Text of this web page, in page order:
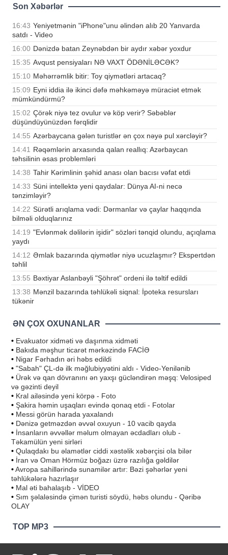
Son Xəbərlər
16:43 Yeniyetmənin "iPhone"unu əlindən alıb 20 Yanvarda
satdı - Video
16:00 Dənizdə batan Zeynəbdən bir aydır xəbər yoxdur
15:35 Avqust pensiyaları NƏ VAXT ÖDƏNİLƏCƏK?
15:10 Məhərrəmlik bitir: Toy qiymətləri artacaq?
15:09 Eyni iddia ilə ikinci dəfə məhkəməyə müraciət etmək
mümkündürmü?
15:02 Çörək niyə tez ovulur və köp verir? Səbəblər
düşündüyünüzdən fərqlidir
14:55 Azərbaycana gələn turistlər ən çox nəyə pul xərcləyir?
14:41 Rəqəmlərin arxasında qalan reallıq: Azərbaycan
təhsilinin əsas problemləri
14:38 Tahir Kərimlinin şəhid anası olan bacısı vəfat etdi
14:33 Süni intellektə yeni qaydalar: Dünya AI-ni necə
tənzimləyir?
14:22 Sürətli arıqlama vədi: Dərmanlar və çaylar haqqında
bilməli olduqlarınız
14:19 "Evlənmək dəlilərin işidir" sözləri tənqid olundu, açıqlama
yaydı
14:12 Əmlak bazarında qiymətlər niyə ucuzlaşmır? Ekspertdən
təhlil
13:55 Bəxtiyar Aslanbəyli "Şöhrət" ordeni ilə təltif edildi
13:38 Mənzil bazarında təhlükəli siqnal: İpoteka resursları
tükənir
ƏN ÇOX OXUNANLAR
• Evakuator xidməti və daşınma xidməti
• Bakıda məşhur ticarət mərkəzində FACİƏ
• Nigar Fərhadın əri həbs edildi
• "Sabah" ÇL-də ilk məğlubiyyətini aldı - Video-Yenilənib
• Ürək və qan dövranını ən yaxşı gücləndirən məşq: Velosiped
və gəzinti deyil
• Kral ailəsində yeni körpə - Foto
• Şakira həmin uşaqları evində qonaq etdi - Fotolar
• Messi görün harada yaxalandı
• Dənizə getməzdən əvvəl oxuyun - 10 vacib qayda
• İnsanların əvvəllər məlum olmayan əcdadları olub -
Təkamülün yeni sirləri
• Qulaqdakı bu əlamətlər ciddi xəstəlik xəbərçisi ola bilər
• İran və Oman Hörmüz boğazı üzrə razılığa gəldilər
•Avropa sahillərində sunamilər artır: Bəzi şəhərlər yeni
təhlükələrə hazırlaşır
• Mal əti bahalaşıb - VİDEO
• Sım şəlaləsində çimən turisti söydü, həbs olundu - Qəribə
OLAY
TOP MP3